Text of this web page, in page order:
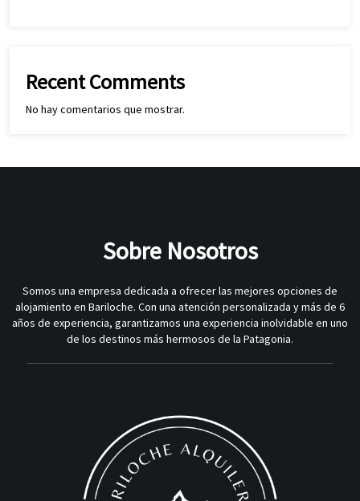
Recent Comments
No hay comentarios que mostrar.
Sobre Nosotros
Somos una empresa dedicada a ofrecer las mejores opciones de
alojamiento en Bariloche. Con una atención personalizada y más de 6
años de experiencia, garantizamos una experiencia inolvidable en uno
de los destinos más hermosos de la Patagonia.